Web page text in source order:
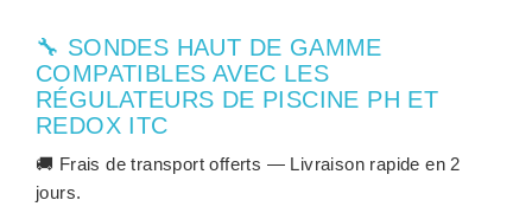
🔧 SONDES HAUT DE GAMME
COMPATIBLES AVEC LES
RÉGULATEURS DE PISCINE PH ET
REDOX ITC
🚚 Frais de transport offerts — Livraison rapide en 2
jours.